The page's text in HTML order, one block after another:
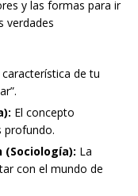
y las formas para ir
verdades
característica de tu
El concepto
profundo.
(Sociología): La
con el mundo de